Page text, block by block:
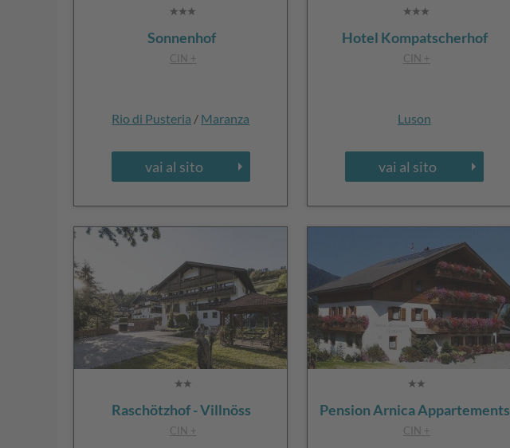
Sonnenhof
CIN +
Rio di Pusteria / Maranza
vai al sito
Hotel Kompatscherhof
CIN +
Luson
vai al sito
Raschötzhof - Villnöss
CIN +
Pension Arnica Appartements
CIN +